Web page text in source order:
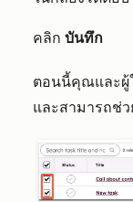
คลิก บันทึก
ตอนนี้คุณและผู้
และสามารถช่ว